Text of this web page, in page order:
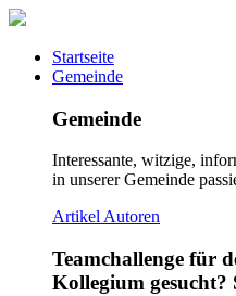
Startseite
Gemeinde
Gemeinde
Interessante, witzige,
in unserer Gemeinde
ArtikelAutoren
Teamchallenge für
Kollegium gesucht?